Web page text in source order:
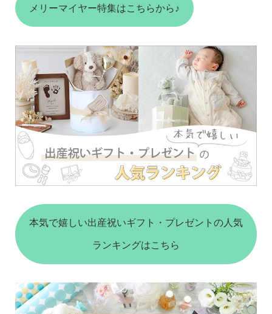
メリーマイヤー特集はこちらから♪
本気で嬉しい出産祝いギフト・プレゼントの人気
ランキングはこちら